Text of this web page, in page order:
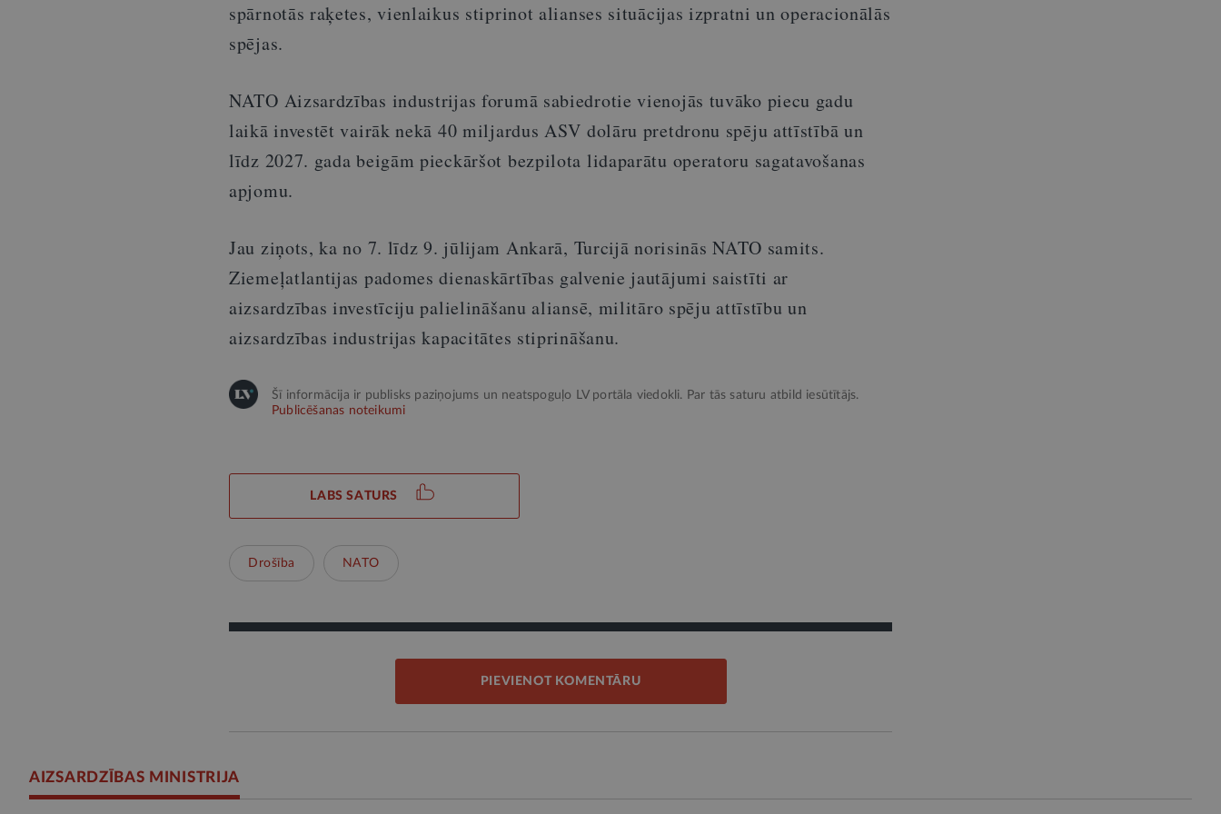
spārnotās raķetes, vienlaikus stiprinot alianses situācijas izpratni un operacionālās
spējas.
NATO Aizsardzības industrijas forumā sabiedrotie vienojās tuvāko piecu gadu
laikā investēt vairāk nekā 40 miljardus ASV dolāru pretdronu spēju attīstībā un
līdz 2027. gada beigām pieckāršot bezpilota lidaparātu operatoru sagatavošanas
apjomu.
Jau ziņots, ka no 7. līdz 9. jūlijam Ankarā, Turcijā norisinās NATO samits.
Ziemeļatlantijas padomes dienaskārtības galvenie jautājumi saistīti ar
aizsardzības investīciju palielināšanu aliansē, militāro spēju attīstību un
aizsardzības industrijas kapacitātes stiprināšanu.
Šī informācija ir publisks paziņojums un neatspoguļo LV portāla viedokli. Par tās saturu atbild iesūtītājs.
Publicēšanas noteikumi
LABS SATURS
Drošība NATO
PIEVIENOT KOMENTĀRU
AIZSARDZĪBAS MINISTRIJA